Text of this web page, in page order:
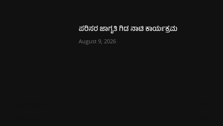
ಪರಿಸರ ಜಾಗೃತಿ ಗಿಡ ನಾಟಿ ಕಾರ್ಯಕ್ರಮ
August 9, 2026